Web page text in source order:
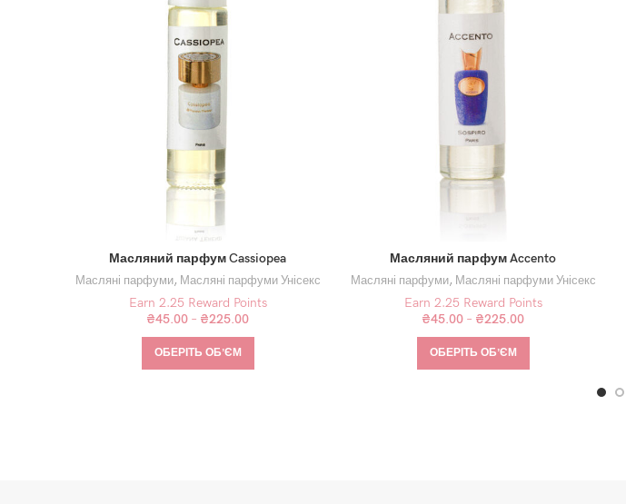
Масляний парфум Cassiopea
Масляні парфуми, Масляні парфуми Унісекс
Earn 2.25 Reward Points
₴45.00 – ₴225.00
ОБЕРІТЬ ОБʼЄМ
Масляний парфум Accento
Масляні парфуми, Масляні парфуми Унісекс
Earn 2.25 Reward Points
₴45.00 – ₴225.00
ОБЕРІТЬ ОБʼЄМ